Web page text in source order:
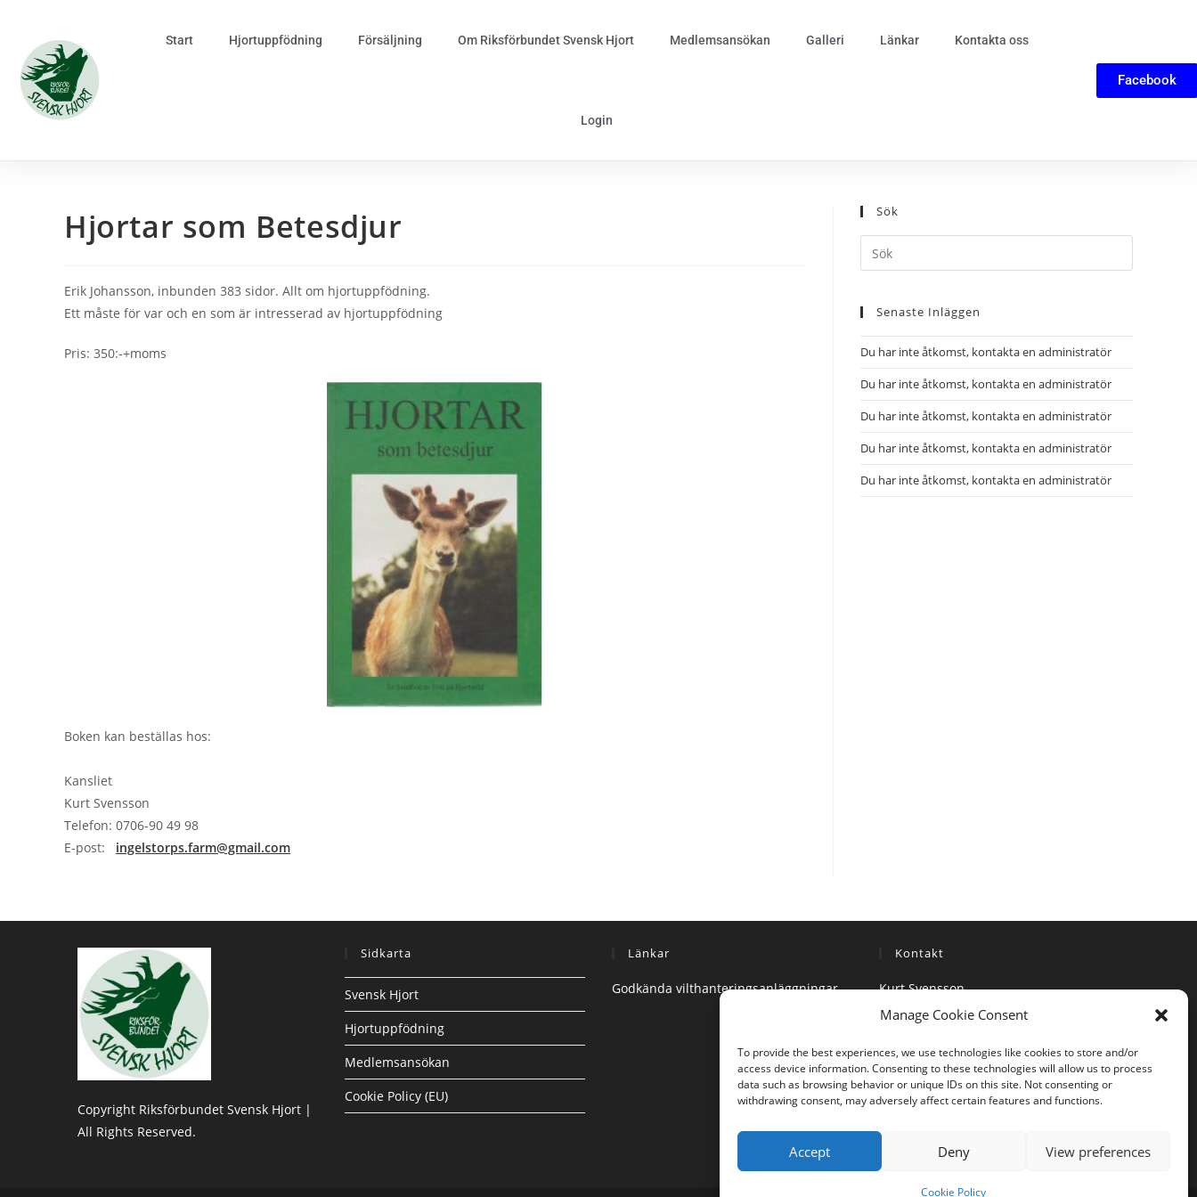
Manage Cookie Consent
To provide the best experiences, we use technologies like cookies to store and/or
access device information. Consenting to these technologies will allow us to process
data such as browsing behavior or unique IDs on this site. Not consenting or
withdrawing consent, may adversely affect certain features and functions.
Accept Deny View preferences
Cookie Policy
Start Hjortuppfödning Försäljning Om Riksförbundet Svensk Hjort Medlemsansökan Galleri Länkar Kontakta oss
Login
Facebook
Hjortar som Betesdjur
Erik Johansson, inbunden 383 sidor. Allt om hjortuppfödning.
Ett måste för var och en som är intresserad av hjortuppfödning
Pris: 350:-+moms
Boken kan beställas hos:
Kansliet
Kurt Svensson
Telefon: 0706-90 49 98
E-post: ingelstorps.farm@gmail.com
Sök
Senaste Inläggen
Du har inte åtkomst, kontakta en administratör
Du har inte åtkomst, kontakta en administratör
Du har inte åtkomst, kontakta en administratör
Du har inte åtkomst, kontakta en administratör
Du har inte åtkomst, kontakta en administratör
Copyright Riksförbundet Svensk Hjort |
All Rights Reserved.
Sidkarta
Svensk Hjort
Hjortuppfödning
Medlemsansökan
Cookie Policy (EU)
Länkar
Godkända vilthanteringsanläggningar
Kontakt
Kurt Svensson
info@svenskhjort.se